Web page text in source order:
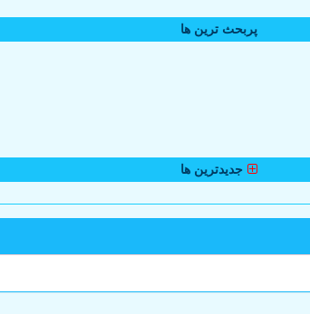
پربحث ترین ها
جدیدترین ها